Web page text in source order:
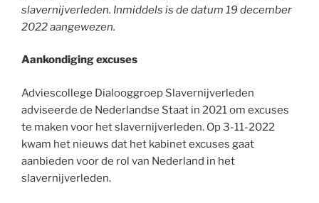
slavernijverleden. Inmiddels is de datum 19 december
2022 aangewezen.
Aankondiging excuses
Adviescollege Dialooggroep Slavernijverleden
adviseerde de Nederlandse Staat in 2021 om excuses
te maken voor het slavernijverleden. Op 3-11-2022
kwam het nieuws dat het kabinet excuses gaat
aanbieden voor de rol van Nederland in het
slavernijverleden.